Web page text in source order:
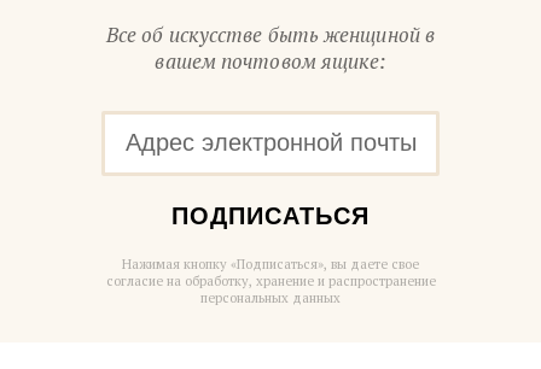
Все об искусстве быть женщиной в
вашем почтовом ящике:
ПОДПИСАТЬСЯ
Нажимая кнопку «Подписаться», вы даете свое
согласие на обработку, хранение и распространение
персональных данных